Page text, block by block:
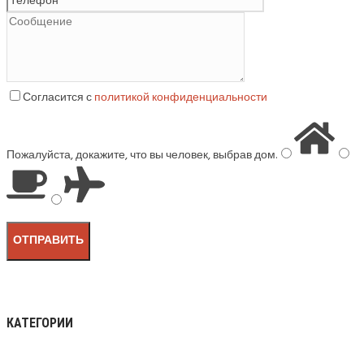
Согласится сполитикой конфиденциальности
Пожалуйста, докажите, что вы человек, выбравдом.
КАТЕГОРИИ